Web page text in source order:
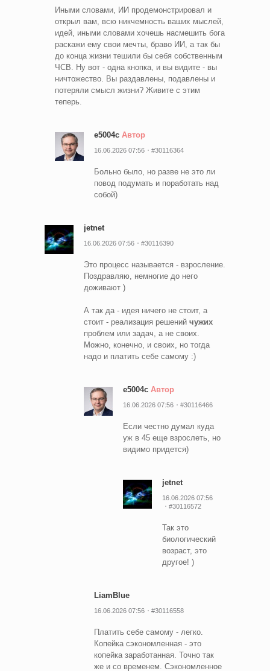
Иными словами, ИИ продемонстрировал и
открыл вам, всю никчемность ваших мыслей,
идей, иными словами хочешь насмешить бога
раскажи ему свои мечты, браво ИИ, а так бы
до конца жизни тешили бы себя собственным
ЧСВ. Ну вот - одна кнопка, и вы видите - вы
ничтожество. Вы раздавлены, подавлены и
потеряли смысл жизни? Живите с этим
теперь.
e5004c Автор
16.06.2026 07:56 #30116364
Больно было, но разве не это ли
повод подумать и поработать над
собой)
jetnet
16.06.2026 07:56 #30116390
Это процесс называется - взросление.
Поздравляю, немногие до него
доживают )
А так да - идея ничего не стоит, а
стоит - реализация решений чужих
проблем или задач, а не своих.
Можно, конечно, и своих, но тогда
надо и платить себе самому :)
e5004c Автор
16.06.2026 07:56 #30116466
Если честно думал куда
уж в 45 еще взрослеть, но
видимо придется)
jetnet
16.06.2026 07:56
#30116572
Так это
биологический
возраст, это
другое! )
LiamBlue
16.06.2026 07:56 #30116558
Платить себе самому - легко.
Копейка сэкономленная - это
копейка заработанная. Точно так
же и со временем. Сэкономленное